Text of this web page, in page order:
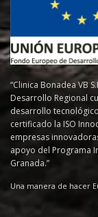
“Clinica Bonadea VB
Desarrollo Regional
desarrollo
certificado la ISO
empresas
apoyo del Programa
Granada.”
Una manera de hacer